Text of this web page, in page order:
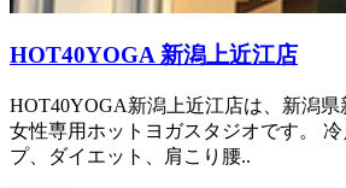
HOT40YOGA 新潟上近江店
HOT40YOGA新潟上近江店は、新潟県
女性専用ホットヨガスタジオです。
プ、ダイエット、肩こり腰..